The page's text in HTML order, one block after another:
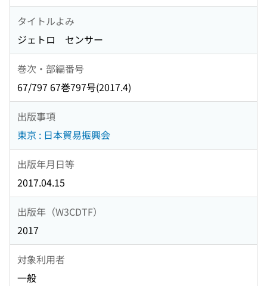
タイトルよみ
ジェトロ センサー
巻次・部編番号
67/797 67巻797号(2017.4)
出版事項
東京 : 日本貿易振興会
出版年月日等
2017.04.15
出版年（W3CDTF）
2017
対象利用者
一般